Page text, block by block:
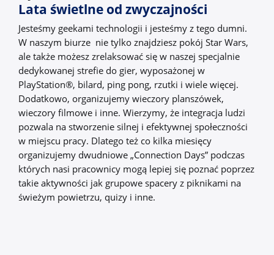
Lata świetlne od zwyczajności
Jesteśmy geekami technologii i jesteśmy z tego dumni.
W naszym biurze nie tylko znajdziesz pokój Star Wars,
ale także możesz zrelaksować się w naszej specjalnie
dedykowanej strefie do gier, wyposażonej w
PlayStation®, bilard, ping pong, rzutki i wiele więcej.
Dodatkowo, organizujemy wieczory planszówek,
wieczory filmowe i inne. Wierzymy, że integracja ludzi
pozwala na stworzenie silnej i efektywnej społeczności
w miejscu pracy. Dlatego też co kilka miesięcy
organizujemy dwudniowe „Connection Days” podczas
których nasi pracownicy mogą lepiej się poznać poprzez
takie aktywności jak grupowe spacery z piknikami na
świeżym powietrzu, quizy i inne.